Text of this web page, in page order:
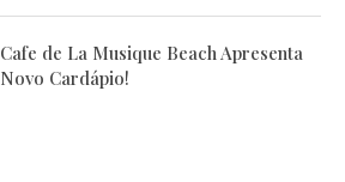
Cafe de La Musique Beach Apresenta
Novo Cardápio!